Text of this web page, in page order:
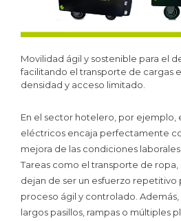
Movilidad ágil y sostenible para el
facilitando el transporte de cargas
densidad y acceso limitado.
En el sector hotelero, por ejemplo,
eléctricos encaja perfectamente
mejora de las condiciones
Tareas como el transporte de
dejan de ser un esfuerzo repetitivo
proceso ágil y controlado.
largos pasillos, rampas o múltiples